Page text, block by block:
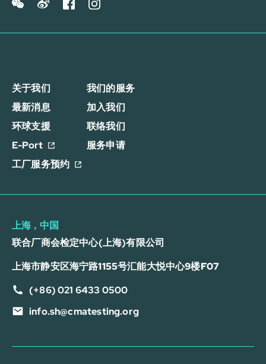
关于我们
我们的服务
最新消息
加入我们
环球支援
联络我们
E-Port
服务申请
工厂服务预约
上海，中国
联合厂商会检定中心(上海)有限公司
上海市静安区海宁路1155号汇能大悦中心9楼F07
(+86) 021 6433 0500
info.sh@cmatesting.org